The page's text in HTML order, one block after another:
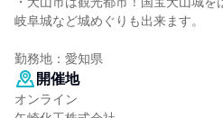
岐阜城など城めぐりも出来ます。
勤務地：愛知県
開催地
オンライン